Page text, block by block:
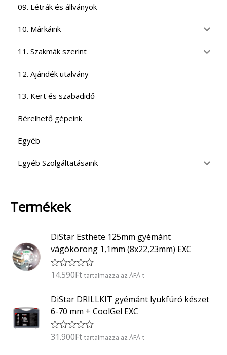
09. Létrák és állványok
10. Márkáink
11. Szakmák szerint
12. Ajándék utalvány
13. Kert és szabadidő
Bérelhető gépeink
Egyéb
Egyéb Szolgáltatásaink
Termékek
DiStar Esthete 125mm gyémánt
vágókorong 1,1mm (8x22,23mm) EXC
É
é
k
e
l
s
:
14.590Ft tartalmazza az ÁFÁ-t
DiStar DRILLKIT gyémánt lyukfúró készet
6-70 mm + CoolGel EXC
É
31.900Ft tartalmazza az ÁFÁ-t